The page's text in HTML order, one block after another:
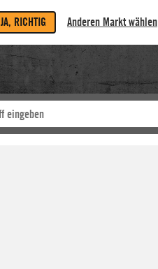
JA, RICHTIG Anderen Markt wählen